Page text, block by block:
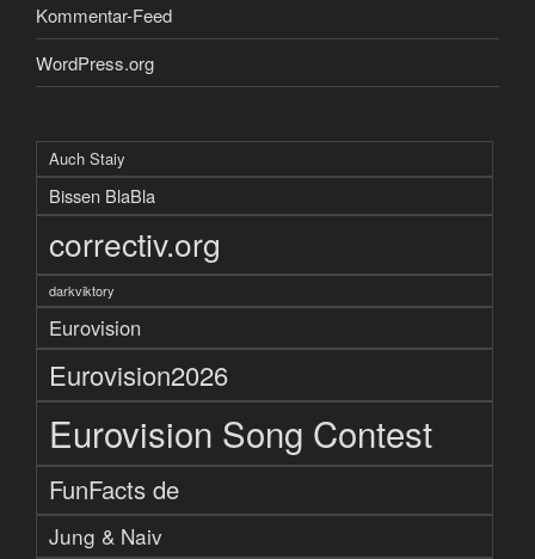
Kommentar-Feed
WordPress.org
Auch Staiy
Bissen BlaBla
correctiv.org
darkviktory
Eurovision
Eurovision2026
Eurovision Song Contest
FunFacts de
Jung & Naiv